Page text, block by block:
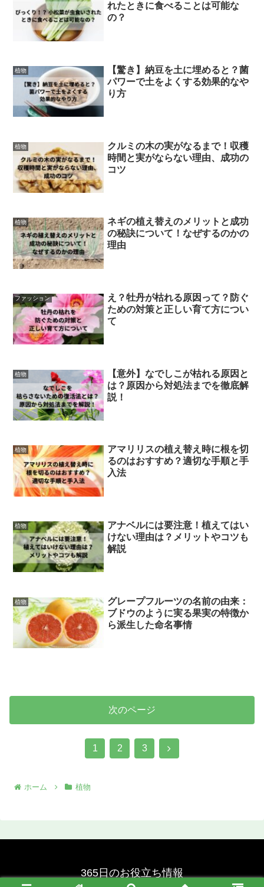
れたときに食べることは可能な
の？
植物
【驚き】納豆を土に埋めると？菌
パワーで土をよくする効果的なや
り方
植物
クルミの木の実がなるまで！収穫
時間と実がならない理由、成功の
コツ
植物
ネギの植え替えのメリットと成功
の秘訣について！なぜするのかの
理由
ファッション
え？牡丹が枯れる原因って？防ぐ
ための対策と正しい育て方につい
て
植物
【意外】なでしこが枯れる原因と
は？原因から対処法までを徹底解
説！
植物
アマリリスの植え替え時に根を切
るのはおすすめ？適切な手順と手
入法
植物
アナベルには要注意！植えてはい
けない理由は？メリットやコツも
解説
植物
グレープフルーツの名前の由来：
ブドウのように実る果実の特徴か
ら派生した命名事情
次のページ
1 2 3
次
ホーム 植物
365日のお役立ち情報